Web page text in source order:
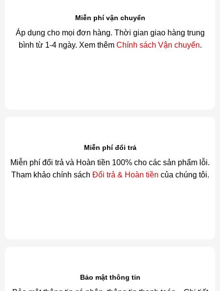
Miễn phí vận chuyển
Áp dụng cho mọi đơn hàng. Thời gian giao hàng trung
bình từ 1-4 ngày. Xem thêm Chính sách Vận chuyển.
Miễn phí đổi trả
Miễn phí đổi trả và Hoàn tiền 100% cho các sản phẩm lỗi.
Tham khảo chính sách Đổi trả & Hoàn tiền của chúng tôi.
Bảo mật thông tin